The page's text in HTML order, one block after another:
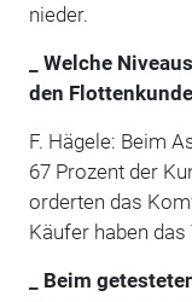
nieder.
_ Welche
den
F. Hägele: Beim
67 Prozent der
orderten das
Käufer haben
_ Beim